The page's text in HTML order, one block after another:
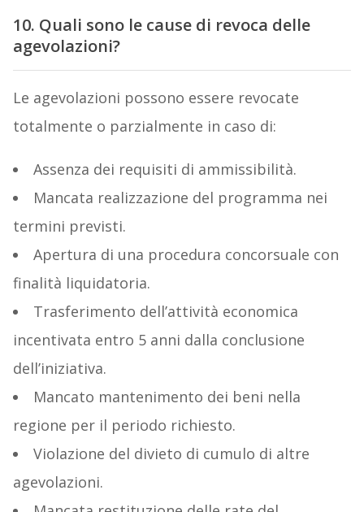
10. Quali sono le cause di revoca delle
agevolazioni?
Le agevolazioni possono essere revocate
totalmente o parzialmente in caso di:
Assenza dei requisiti di ammissibilità.
Mancata realizzazione del programma nei
termini previsti.
Apertura di una procedura concorsuale con
finalità liquidatoria.
Trasferimento dell’attività economica
incentivata entro 5 anni dalla conclusione
dell’iniziativa.
Mancato mantenimento dei beni nella
regione per il periodo richiesto.
Violazione del divieto di cumulo di altre
agevolazioni.